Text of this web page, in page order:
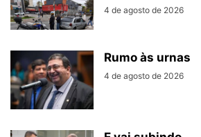
4 de agosto de 2026
Rumo às urnas
4 de agosto de 2026